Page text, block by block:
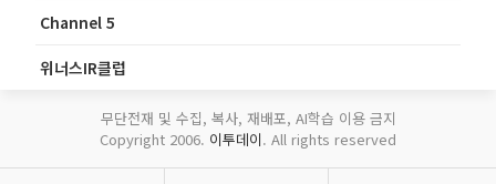
Channel 5
위너스IR클럽
무단전재 및 수집, 복사, 재배포, AI학습 이용 금지
Copyright 2006. 이투데이. All rights reserved